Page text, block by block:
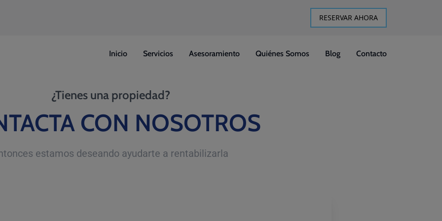
RESERVAR AHORA
Inicio Servicios Asesoramiento Quiénes Somos Blog Contacto
¿Tienes una propiedad?
CON NOSOTROS
estamos deseando ayudarte a rentabilizarla